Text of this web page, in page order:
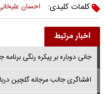
کلمات کلیدی:
احسان
اخبار مرتبط
جانی دوباره بر پیکره رنگی برنامه
افشاگری جالب مرجانه گلچین